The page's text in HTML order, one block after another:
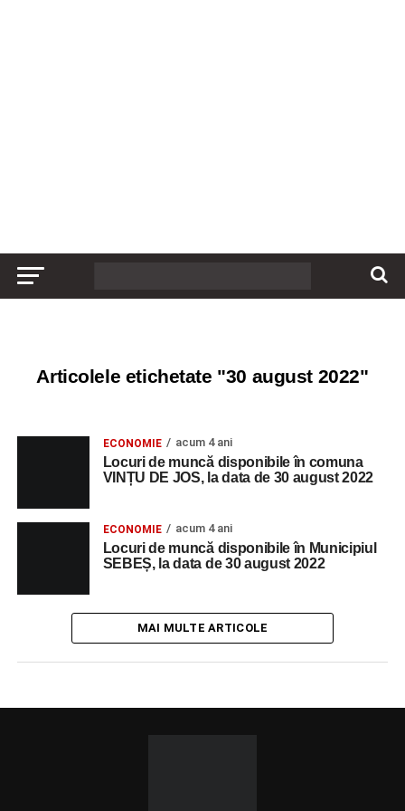
Articolele etichetate "30 august 2022"
ECONOMIE acum 4 ani
Locuri de muncă disponibile în comuna
VINȚU DE JOS, la data de 30 august 2022
ECONOMIE acum 4 ani
Locuri de muncă disponibile în Municipiul
SEBEȘ, la data de 30 august 2022
MAI MULTE ARTICOLE